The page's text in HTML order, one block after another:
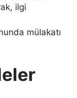
ilgi
mülakatı